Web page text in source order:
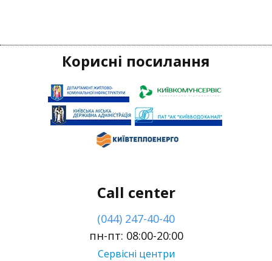
Корисні посилання
Call center
(044) 247-40-40
пн-пт: 08:00-20:00
Сервісні центри